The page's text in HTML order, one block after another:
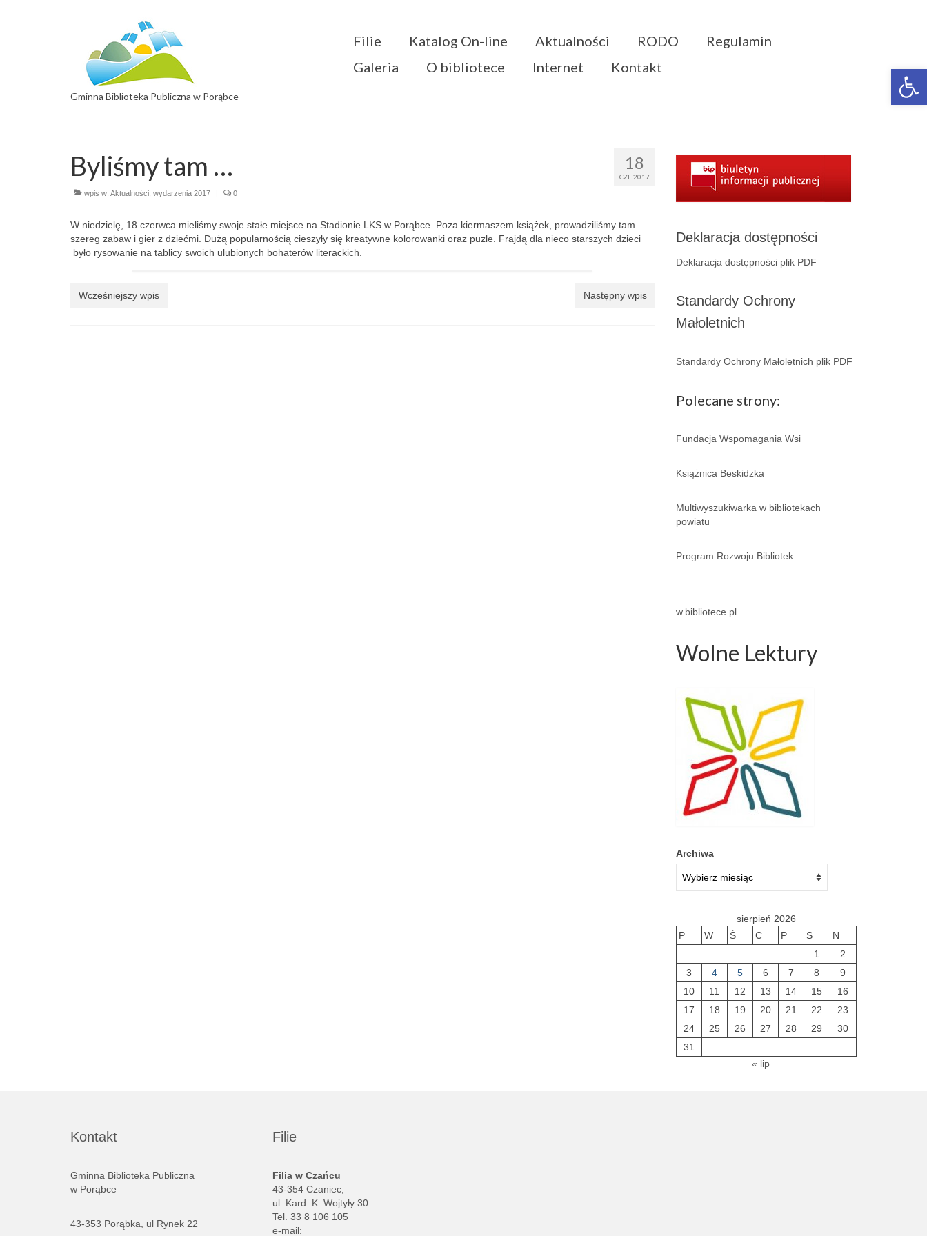
Gminna Biblioteka Publiczna w Porąbce
Filie Katalog On-line Aktualności RODO
Regulamin
Galeria
O bibliotece Internet Kontakt
18
CZE 2017
Byliśmy tam …
wpis w: Aktualności wydarzenia 2017 | 0
W niedzielę, 18 czerwca mieliśmy swoje stałe miejsce na Stadionie LKS w Porąbce. Poza kiermaszem książek, prowadziliśmy tam
szereg zabaw i gier z dziećmi. Dużą popularnością cieszyły się kreatywne kolorowanki oraz puzle. Frajdą dla nieco starszych dzieci
było rysowanie na tablicy swoich ulubionych bohaterów literackich.
Wcześniejszy wpis Następny wpis
Deklaracja dostępności
Deklaracja dostępności plik PDF
Standardy Ochrony
Małoletnich
Standardy Ochrony Małoletnich plik PDF
Polecane strony:
Fundacja Wspomagania Wsi
Książnica Beskidzka
Multiwyszukiwarka w bibliotekach
powiatu
Program Rozwoju Bibliotek
w.bibliotece.pl
Wolne Lektury
Archiwa
sierpień 2026
P
W Ś C P S
N
1
2
3
4 5 6 7 8
9
10
11 12 13 14 15
16
17
18 19 20 21 22
23
24
25 26 27 28 29
30
31
« lip
Kontakt
Gminna Biblioteka Publiczna
w Porąbce
43-353 Porąbka, ul Rynek 22
Filie
Filia w Czańcu
43-354 Czaniec,
ul. Kard. K. Wojtyły 30
Tel. 33 8 106 105
e-mail: